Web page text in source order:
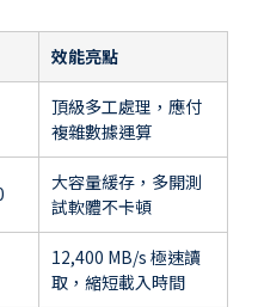
效能亮點
頂級多工處理，應付
複雜數據運算
大容量緩存，多開測
試軟體不卡頓
12,400 MB/s 極速讀
取，縮短載入時間